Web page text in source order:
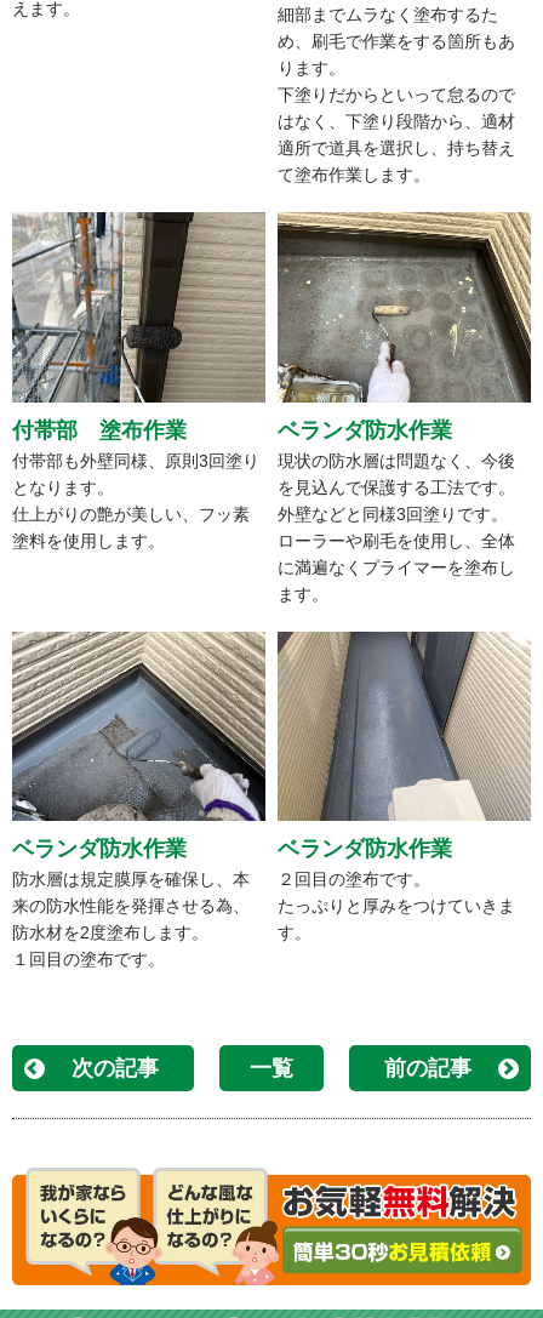
えます。
細部までムラなく塗布するた
め、刷毛で作業をする箇所もあ
ります。
下塗りだからといって怠るので
はなく、下塗り段階から、適材
適所で道具を選択し、持ち替え
て塗布作業します。
付帯部 塗布作業
付帯部も外壁同様、原則3回塗り
となります。
仕上がりの艶が美しい、フッ素
塗料を使用します。
ベランダ防水作業
現状の防水層は問題なく、今後
を見込んで保護する工法です。
外壁などと同様3回塗りです。
ローラーや刷毛を使用し、全体
に満遍なくプライマーを塗布し
ます。
ベランダ防水作業
防水層は規定膜厚を確保し、本
来の防水性能を発揮させる為、
防水材を2度塗布します。
１回目の塗布です。
ベランダ防水作業
２回目の塗布です。
たっぷりと厚みをつけていきま
す。
次の記事 一覧 前の記事